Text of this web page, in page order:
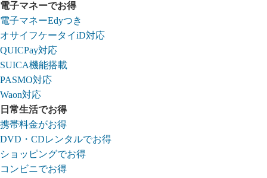
電子マネーでお得
電子マネーEdyつき
オサイフケータイiD対応
QUICPay対応
SUICA機能搭載
PASMO対応
Waon対応
日常生活でお得
携帯料金がお得
DVD・CDレンタルでお得
ショッピングでお得
コンビニでお得